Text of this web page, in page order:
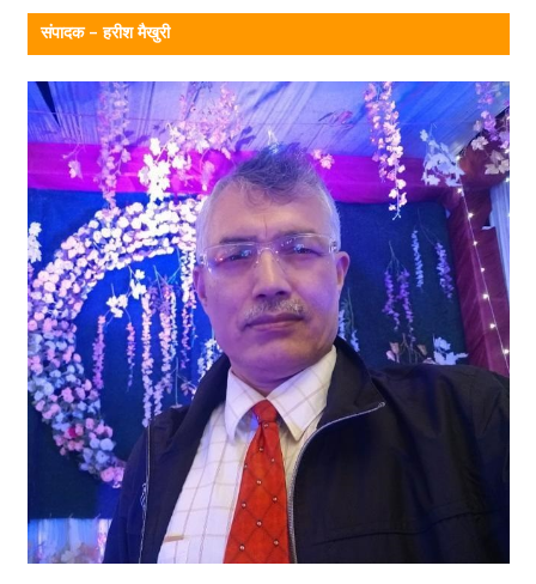
संपादक – हरीश मैखुरी